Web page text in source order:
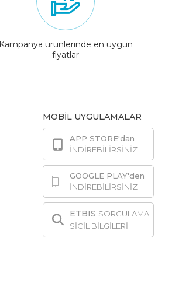
Kampanya ürünlerinde en uygun
fiyatlar
MOBİL UYGULAMALAR
APP STORE'dan
İNDİREBİLİRSİNİZ
GOOGLE PLAY'den
İNDİREBİLİRSİNİZ
ETBIS SORGULAMA
SİCİL BİLGİLERİ